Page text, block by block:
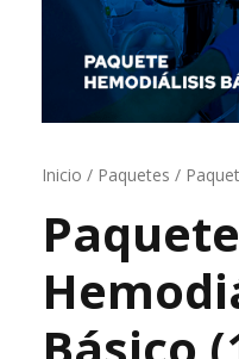
Inicio / Paquetes /
Paquete